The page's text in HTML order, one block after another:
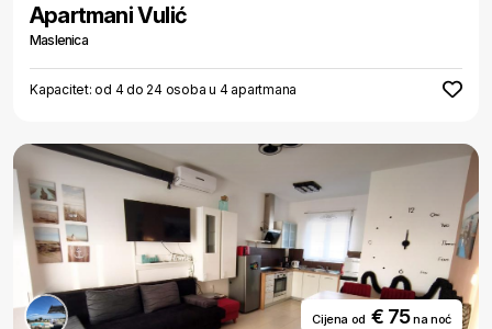
Apartmani Vulić
Maslenica
Kapacitet: od 4 do 24 osoba u 4 apartmana
Cijena od € 75na noć